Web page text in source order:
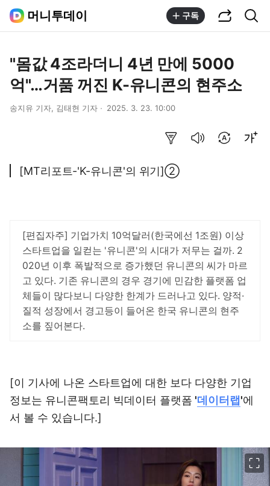
머니투데이 구독
"몸값 4조라더니 4년 만에 5000
억"…거품 꺼진 K-유니콘의 현주소
송지유 기자, 김태현 기자 2025. 3. 23. 10:00
[MT리포트-'K-유니콘'의 위기]②
[편집자주] 기업가치 10억달러(한국에선 1조원) 이상
스타트업을 일컫는 '유니콘'의 시대가 저무는 걸까. 2
020년 이후 폭발적으로 증가했던 유니콘의 씨가 마르
고 있다. 기존 유니콘의 경우 경기에 민감한 플랫폼 업
체들이 많다보니 다양한 한계가 드러나고 있다. 양적·
질적 성장에서 경고등이 들어온 한국 유니콘의 현주
소를 짚어본다.
[이 기사에 나온 스타트업에 대한 보다 다양한 기업
정보는 유니콘팩토리 빅데이터 플랫폼 '데이터랩'에
서 볼 수 있습니다.]